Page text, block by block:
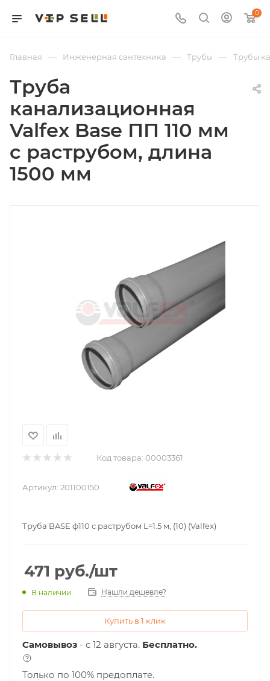
0
Главная — Инженерная сантехника — Трубы — Трубы
Труба
канализационная
Valfex Base ПП 110 мм
с раструбом, длина
1500 мм
Код товара: 00003361
Артикул: 201100150
Труба BASE ф110 с раструбом L=1.5 м, (10) (Valfex)
471 руб./шт
В наличии Нашли дешевле?
Купить в 1 клик
Самовывоз - с 12 августа. Бесплатно.
Только по 100% предоплате.